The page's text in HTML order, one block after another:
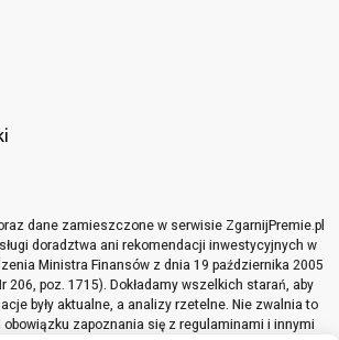
dane zamieszczone w serwisie ZgarnijPremie.pl
doradztwa ani rekomendacji inwestycyjnych w
Ministra Finansów z dnia 19 października 2005
206, poz. 1715). Dokładamy wszelkich starań, aby
były aktualne, a analizy rzetelne. Nie zwalnia to
zapoznania się z regulaminami i innymi